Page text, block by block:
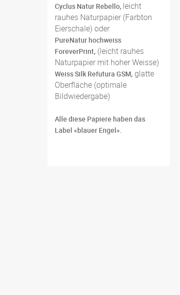
Cyclus Natur Rebello, leicht
rauhes Naturpapier (Farbton
Eierschale) oder
PureNatur hochweiss
ForeverPrint, (leicht rauhes
Naturpapier mit hoher Weisse)
Weiss Silk Refutura GSM, glatte
Oberfläche (optimale
Bildwiedergabe)
Alle diese Papiere haben das
Label «blauer Engel».